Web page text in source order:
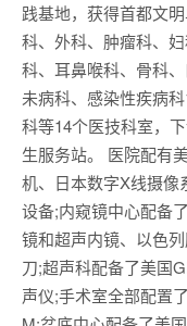
践基地，获得首都文
科、外科、肿瘤科、
科、耳鼻喉科、骨科
未病科、感染性疾病
科等14个医技科室，
生服务站。 医院配有
机、日本数字X线摄像
设备;内窥镜中心配备
镜和超声内镜、以色
刀;超声科配备了美国
声仪;手术室全部配置